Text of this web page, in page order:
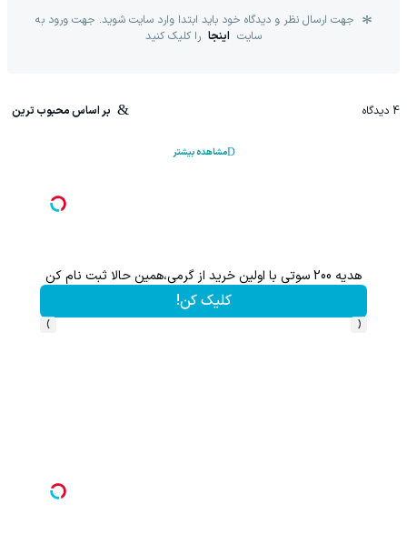
جهت ارسال نظر و دیدگاه خود باید ابتدا وارد سایت شوید. جهت ورود به
سایت اینجا را کلیک کنید
4 دیدگاه بر اساس محبوب ترین
مشاهده بیشتر
هدیه 200 سوتی با اولین خرید از گرمی،همین حالا ثبت نام کن
کلیک کن!
‹
›